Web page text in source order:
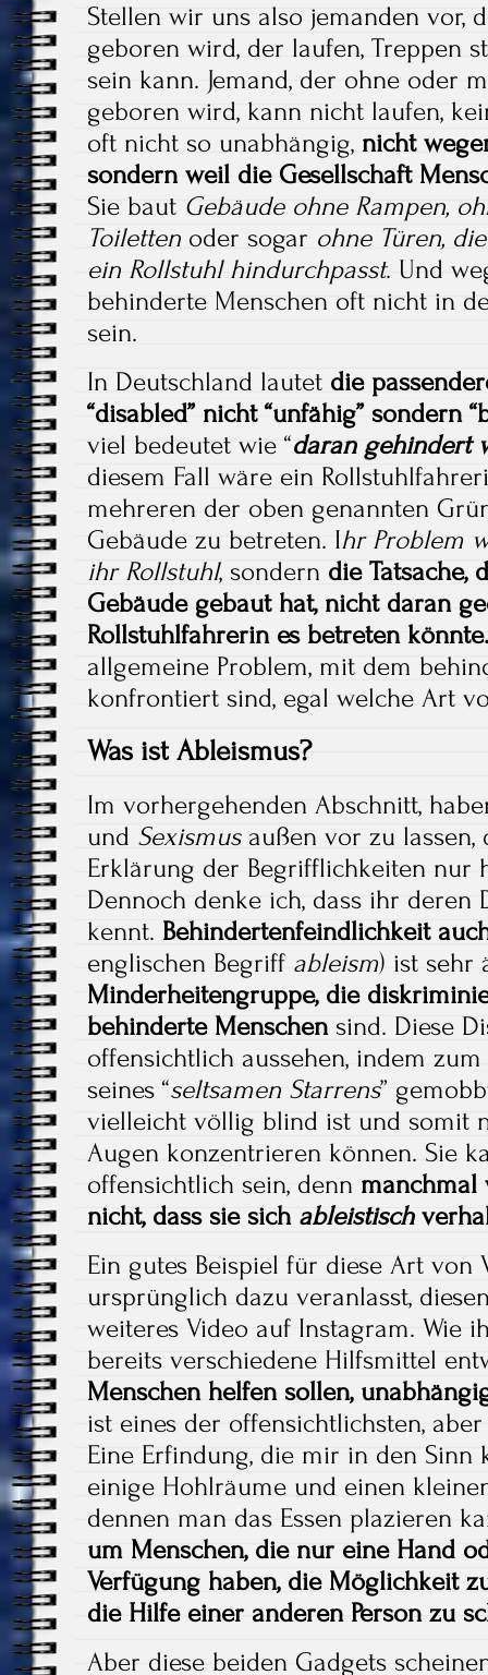
Stellen wir uns also jemanden vor,
geboren wird, der laufen, Treppen
sein kann. Jemand, der ohne oder
geboren wird, kann nicht laufen,
oft nicht so unabhängig, nicht
sondern weil die Gesellschaft
Sie baut Gebäude ohne Rampen,
Toiletten oder sogar ohne Türen,
ein Rollstuhl hindurchpasst. Und
behinderte Menschen oft nicht in
sein.
In Deutschland lautet die
“disabled” nicht “unfähig” sondern
viel bedeutet wie “daran gehindert
diesem Fall wäre ein
mehreren der oben genannten
Gebäude zu betreten. Ihr Problem
ihr Rollstuhl, sondern die Tatsache,
Gebäude gebaut hat, nicht daran
Rollstuhlfahrerin es betreten könnte.
allgemeine Problem, mit dem
konfrontiert sind, egal welche Art
Was ist Ableismus?
Im vorhergehenden Abschnitt,
und Sexismusaußen vor zu lassen,
Erklärung der Begrifflichkeiten nur
Dennoch denke ich, dass ihr
kennt. Behindertenfeindlichkeit
englischen Begriff ableism) ist sehr
Minderheitengruppe, die
behinderte Menschen sind. Diese
offensichtlich aussehen, indem
seines “seltsamen Starrens”
vielleicht völlig blind ist und somit
Augen konzentrieren können. Sie
offensichtlich sein, denn manchmal
nicht, dass sie sich ableistisch
Ein gutes Beispiel für diese Art von
ursprünglich dazu veranlasst,
weiteres Video auf Instagram. Wie
bereits verschiedene Hilfsmittel
Menschen helfen sollen,
ist eines der offensichtlichsten,
Eine Erfindung, die mir in den Sinn
einige Hohlräume und einen
dennen man das Essen plazieren
um Menschen, die nur eine Hand
Verfügung haben, die Möglichkeit
die Hilfe einer anderen Person zu
Aber diese beiden Gadgets